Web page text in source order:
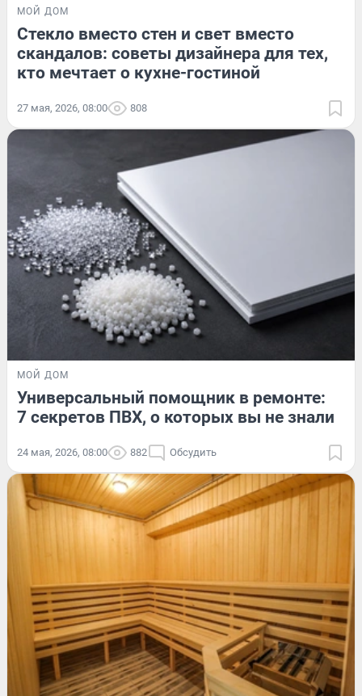
МОЙ ДОМ
Стекло вместо стен и свет вместо
скандалов: советы дизайнера для тех,
кто мечтает о кухне-гостиной
27 мая, 2026, 08:00 808
МОЙ ДОМ
Универсальный помощник в ремонте:
7 секретов ПВХ, о которых вы не знали
24 мая, 2026, 08:00 882 Обсудить